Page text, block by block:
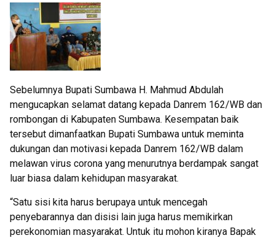
Sebelumnya Bupati Sumbawa H. Mahmud Abdulah
mengucapkan selamat datang kepada Danrem 162/WB dan
rombongan di Kabupaten Sumbawa. Kesempatan baik
tersebut dimanfaatkan Bupati Sumbawa untuk meminta
dukungan dan motivasi kepada Danrem 162/WB dalam
melawan virus corona yang menurutnya berdampak sangat
luar biasa dalam kehidupan masyarakat.
“Satu sisi kita harus berupaya untuk mencegah
penyebarannya dan disisi lain juga harus memikirkan
perekonomian masyarakat. Untuk itu mohon kiranya Bapak